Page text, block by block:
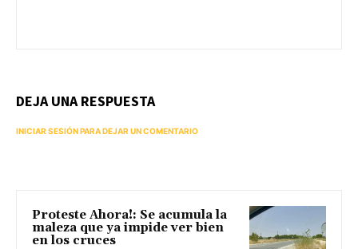
DEJA UNA RESPUESTA
INICIAR SESIÓN PARA DEJAR UN COMENTARIO
Proteste Ahora!: Se acumula la
maleza que ya impide ver bien
en los cruces